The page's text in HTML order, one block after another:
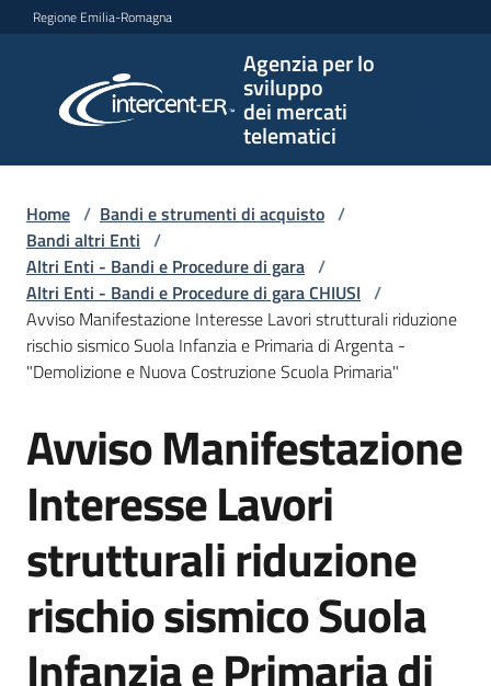
Vai al contenuto
Vai alla navigazione
Vai al footer
Regione Emilia-Romagna
Agenzia per lo
sviluppo
dei mercati
telematici
per lo
sviluppo
telematici
L'Agenzia
e
strumenti
acquisto
Supporto
Piattaforme
Home / Bandi e strumenti di acquisto /
Bandi altri Enti /
Altri Enti - Bandi e Procedure di gara /
Altri Enti - Bandi e Procedure di gara CHIUSI /
Avviso Manifestazione Interesse Lavori strutturali riduzione
rischio sismico Suola Infanzia e Primaria di Argenta -
"Demolizione e Nuova Costruzione Scuola Primaria"
Salta al contenuto
Avviso Manifestazione
Interesse Lavori
strutturali riduzione
rischio sismico Suola
Infanzia e Primaria di